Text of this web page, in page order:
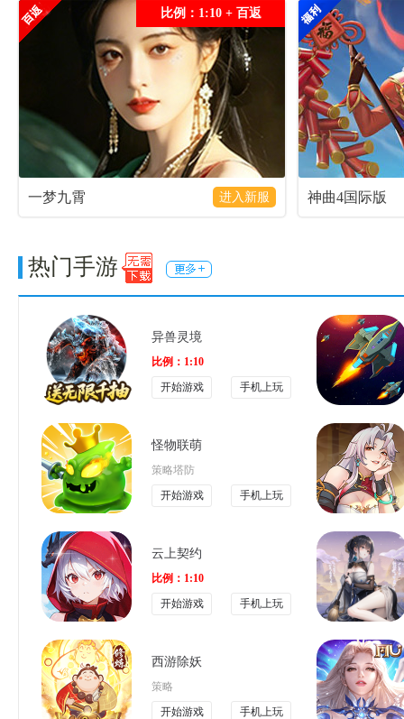
比例：1:10 + 百返
一梦九霄 进入新服 神曲4国际版
热门手游
异兽灵境
比例：1:10
开始游戏
手机上玩
怪物联萌
策略塔防
开始游戏
手机上玩
云上契约
比例：1:10
开始游戏
手机上玩
西游除妖
策略
开始游戏
手机上玩